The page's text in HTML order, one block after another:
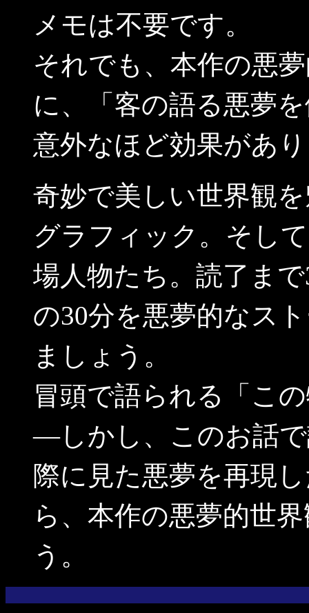
メモは不要です。
それでも、本作の悪
に、「客の語る悪夢
意外なほど効果があ
奇妙で美しい世界観
グラフィック。そし
場人物たち。読了ま
の30分を悪夢的なス
ましょう。
冒頭で語られる「こ
―しかし、このお話
際に見た悪夢を再現
ら、本作の悪夢的世
う。